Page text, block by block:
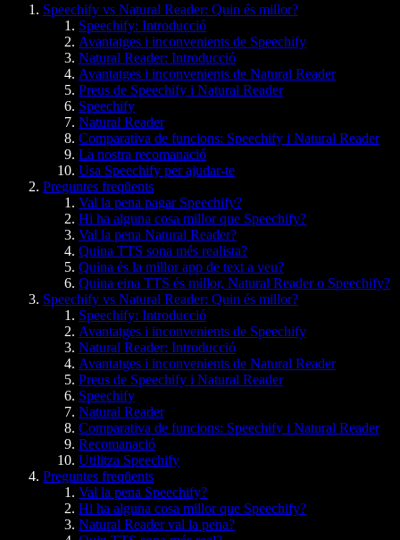
Speechify vs Natural Reader: Quin és millor?
Speechify: Introducció
Avantatges i inconvenients de Speechify
Natural Reader: Introducció
Avantatges i inconvenients de Natural Reader
Preus de Speechify i Natural Reader
Speechify
Natural Reader
Comparativa de funcions: Speechify i Natural Reader
La nostra recomanació
Usa Speechify per ajudar-te
Preguntes freqüents
Val la pena pagar Speechify?
Hi ha alguna cosa millor que Speechify?
Val la pena Natural Reader?
Quina TTS sona més realista?
Quina és la millor app de text a veu?
Quina eina TTS és millor, Natural Reader o Speechify?
Speechify vs Natural Reader: Quin és millor?
Speechify: Introducció
Avantatges i inconvenients de Speechify
Natural Reader: Introducció
Avantatges i inconvenients de Natural Reader
Preus de Speechify i Natural Reader
Speechify
Natural Reader
Comparativa de funcions: Speechify i Natural Reader
Recomanació
Utilitza Speechify
Preguntes freqüents
Val la pena Speechify?
Hi ha alguna cosa millor que Speechify?
Natural Reader val la pena?